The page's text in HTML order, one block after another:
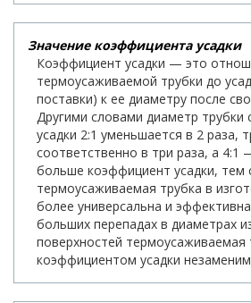
Значение коэффициента усадки
Коэффициент усадки — это
термоусаживаемой трубки до
поставки) к ее диаметру после
Другими словами диаметр
усадки 2:1 уменьшается в 2 раза,
соответственно в три раза, а 4:1
больше коэффициент усадки, тем
термоусаживаемая трубка в
более универсальна и
больших перепадах в диаметрах
поверхностей
коэффициентом усадки